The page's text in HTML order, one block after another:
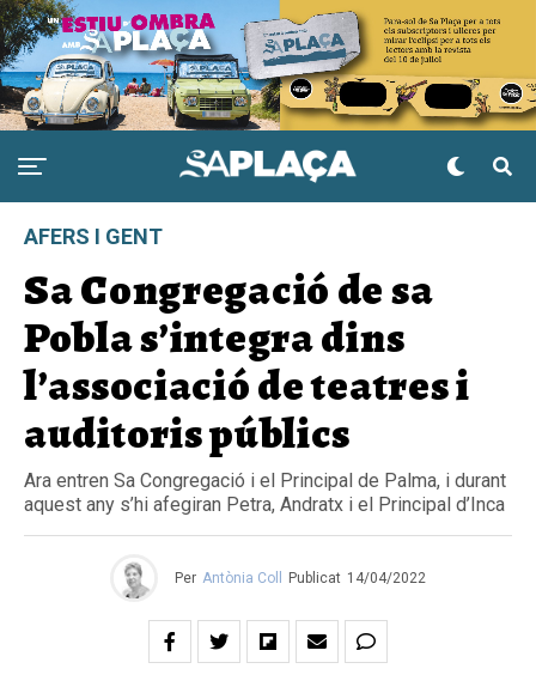
AFERS I GENT
Sa Congregació de sa
Pobla s’integra dins
l’associació de teatres i
auditoris públics
Ara entren Sa Congregació i el Principal de Palma, i durant
aquest any s’hi afegiran Petra, Andratx i el Principal d’Inca
Per Antònia Coll Publicat 14/04/2022